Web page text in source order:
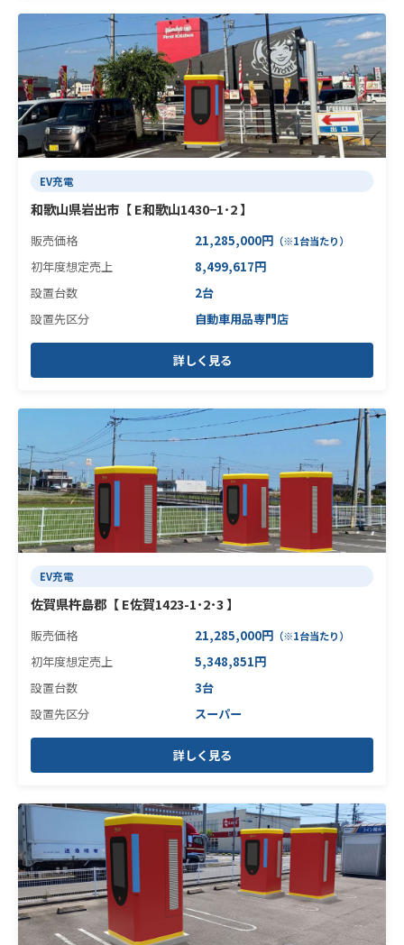
EV充電
和歌山県岩出市【 E和歌山1430−1･2 】
販売価格 21,285,000円 （※1台当たり）
初年度想定売上
8,499,617円
設置台数
2台
設置先区分
自動車用品専門店
詳しく見る
EV充電
佐賀県杵島郡【 E佐賀1423-1･2･3 】
販売価格 21,285,000円 （※1台当たり）
初年度想定売上
5,348,851円
設置台数
3台
設置先区分
スーパー
詳しく見る